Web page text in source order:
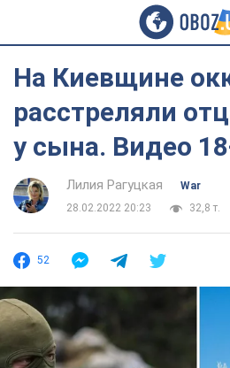
На Киевщине
расстреляли
у сына. Видео
Лилия Рагуцкая
War
28.02.2022 20:23
32,8 т.
52